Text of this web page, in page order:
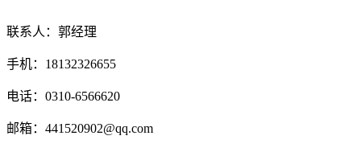
联系人：郭经理
手机：18132326655
电话：0310-6566620
邮箱：441520902@qq.com